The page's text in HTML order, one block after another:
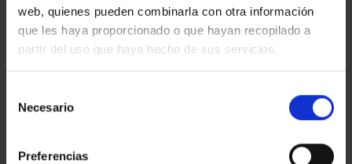
web, quienes pueden combinarla con otra información
que les haya proporcionado o que hayan recopilado a
partir del uso que haya hecho de sus servicios.
Necesario
Preferencias
CATALUNYA
Comentarios desactivados